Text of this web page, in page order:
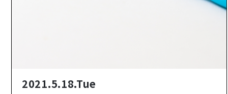
2021.5.18.Tue